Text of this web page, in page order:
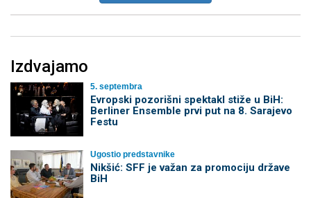
Izdvajamo
5. septembra
Evropski pozorišni spektakl stiže u BiH:
Berliner Ensemble prvi put na 8. Sarajevo
Festu
Ugostio predstavnike
Nikšić: SFF je važan za promociju države
BiH